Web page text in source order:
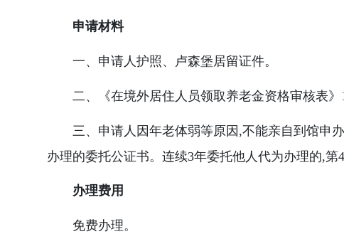
申请材料
一、申请人护照、卢森堡居留证件。
二、《在境外居住人员领取养老金资格审核表》
三、申请人因年老体弱等原因,不能亲自到馆申
办理的委托公证书。连续3年委托他人代为办理的,第
办理费用
免费办理。